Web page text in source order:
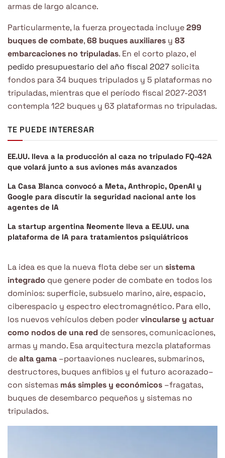
armas de largo alcance.
Particularmente, la fuerza proyectada incluye299
buques de combate,68 buques auxiliares y 83
embarcaciones no tripuladas. En el corto plazo, el
pedido presupuestario del año fiscal 2027 solicita
fondos para 34 buques tripulados y 5 plataformas no
tripuladas, mientras que el período fiscal 2027-2031
contempla 122 buques y 63 plataformas no tripuladas.
TE PUEDE INTERESAR
EE.UU. lleva a la producción al caza no tripulado FQ-42A
que volará junto a sus aviones más avanzados
La Casa Blanca convocó a Meta, Anthropic, OpenAI y
Google para discutir la seguridad nacional ante los
agentes de IA
La startup argentina Neomente lleva a EE.UU. una
plataforma de IA para tratamientos psiquiátricos
La idea es que la nueva flota debe ser un sistema
integrado que genere poder de combate en todos los
dominios: superficie, subsuelo marino, aire, espacio,
ciberespacio y espectro electromagnético. Para ello,
los nuevos vehículos deben podervincularse y actuar
como nodos de una red de sensores, comunicaciones,
armas y mando. Esa arquitectura mezcla plataformas
dealta gama –portaaviones nucleares, submarinos,
destructores, buques anfibios y el futuro acorazado–
con sistemas más simples y económicos –fragatas,
buques de desembarco pequeños y sistemas no
tripulados.